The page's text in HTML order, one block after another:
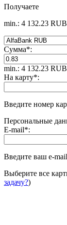
Получаете
min.: 4 132.23 RUB
Сумма*:
min.: 4 132.23 RUB
На карту*:
Введите номер
Персональные
E-mail*:
Введите ваш e-mail
Выберите все
задачу?)